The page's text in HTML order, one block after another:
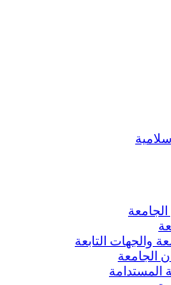
والجهات التابعة
الجامعة
المستدامة